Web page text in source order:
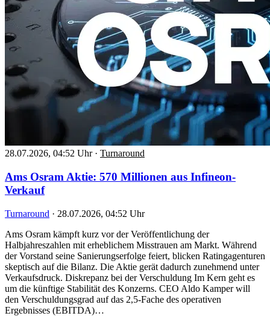
28.07.2026, 04:52 Uhr · Turnaround
Ams Osram Aktie: 570 Millionen aus Infineon-
Verkauf
Turnaround · 28.07.2026, 04:52 Uhr
Ams Osram kämpft kurz vor der Veröffentlichung der
Halbjahreszahlen mit erheblichem Misstrauen am Markt. Während
der Vorstand seine Sanierungserfolge feiert, blicken Ratingagenturen
skeptisch auf die Bilanz. Die Aktie gerät dadurch zunehmend unter
Verkaufsdruck. Diskrepanz bei der Verschuldung Im Kern geht es
um die künftige Stabilität des Konzerns. CEO Aldo Kamper will
den Verschuldungsgrad auf das 2,5-Fache des operativen
Ergebnisses (EBITDA)…